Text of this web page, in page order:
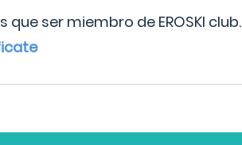
ser miembro de EROSKI club.